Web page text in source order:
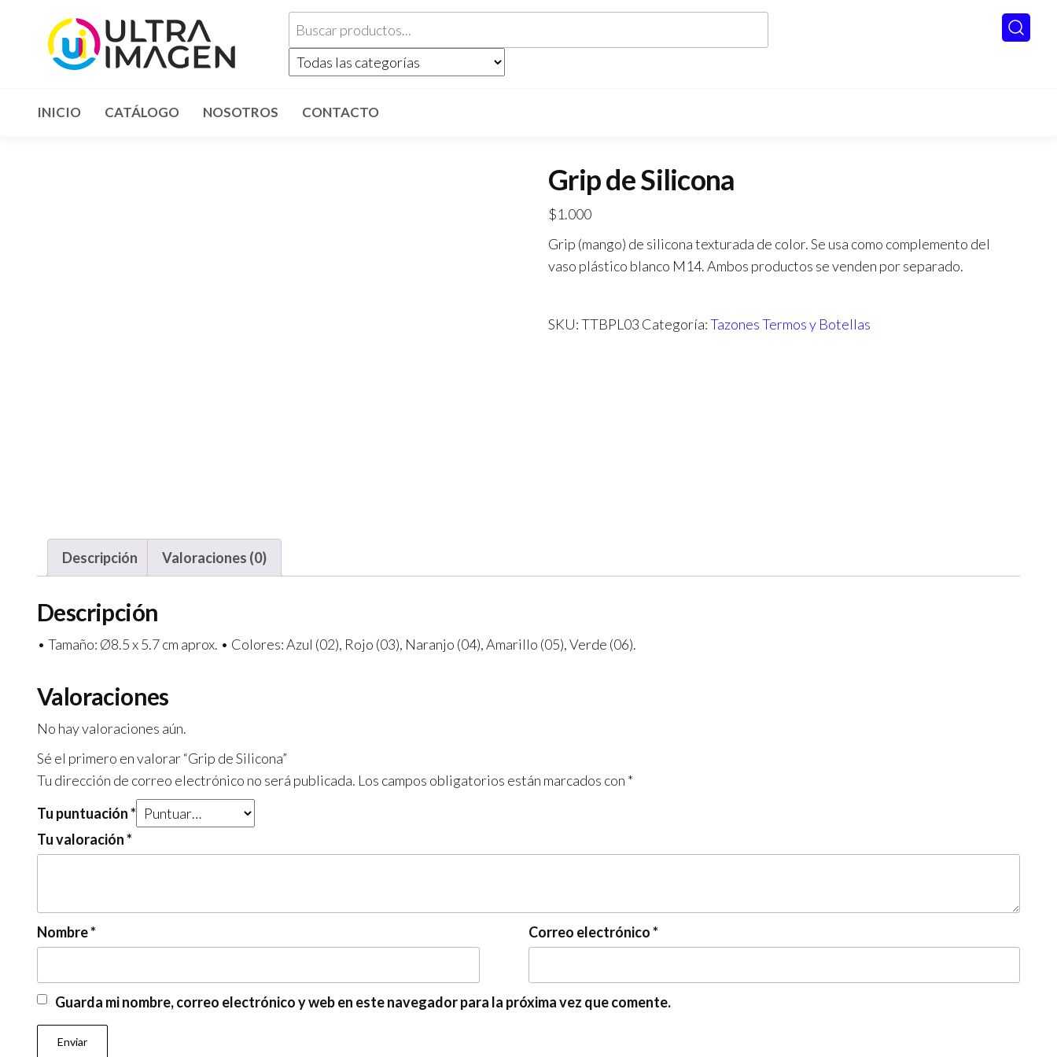
INICIO CATÁLOGO NOSOTROS CONTACTO
Grip de Silicona
$1.000
Grip (mango) de silicona texturada de color. Se usa como complemento del
vaso plástico blanco M14. Ambos productos se venden por separado.
SKU:TTBPL03 Categoría:Tazones Termos y Botellas
Descripción Valoraciones (0)
Descripción
• Tamaño: Ø8.5 x 5.7 cm aprox. • Colores: Azul (02), Rojo (03), Naranjo (04), Amarillo (05), Verde (06).
Valoraciones
No hay valoraciones aún.
Sé el primero en valorar “Grip de Silicona”
Tu dirección de correo electrónico no será publicada. Los campos obligatorios están marcados con *
Tu puntuación*
Tu valoración*
Nombre* Correo electrónico*
Guarda mi nombre, correo electrónico y web en este navegador para la próxima vez que comente.